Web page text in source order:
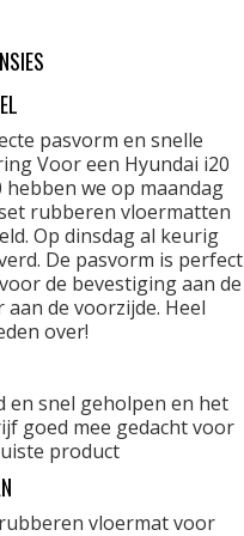
pasvorm en snelle
Voor een Hyundai i20
hebben we op maandag
rubberen vloermatten
Op dinsdag al keurig
De pasvorm is perfect
de bevestiging aan de
aan de voorzijde. Heel
over!
en snel geholpen en het
goed mee gedacht voor
product
vloermat voor